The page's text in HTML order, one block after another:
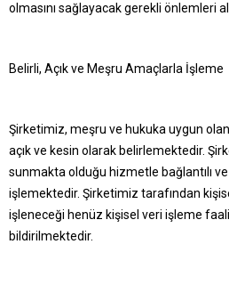
olmasını sağlayacak gerekli önlemleri
Belirli, Açık ve Meşru Amaçlarla İşleme
Şirketimiz, meşru ve hukuka uygun
açık ve kesin olarak belirlemektedir.
sunmakta olduğu hizmetle bağlantılı
işlemektedir. Şirketimiz tarafından
işleneceği henüz kişisel veri işleme
bildirilmektedir.